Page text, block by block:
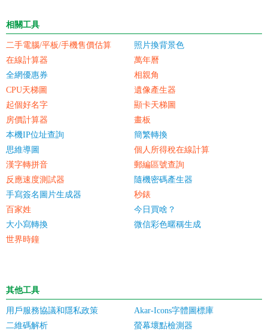
相關工具
二手電腦/平板/手機售價估算
照片換背景色
在線計算器
萬年曆
全網優惠券
相親角
CPU天梯圖
遺像產生器
起個好名字
顯卡天梯圖
房價計算器
畫板
本機IP位址查詢
簡繁轉換
思維導圖
個人所得稅在線計算
漢字轉拼音
郵編區號查詢
反應速度測試器
隨機密碼產生器
手寫簽名圖片生成器
秒錶
百家姓
今日買啥？
大小寫轉換
微信彩色暱稱生成
世界時鐘
其他工具
用戶服務協議和隱私政策
Akar-Icons字體圖標庫
二維碼解析
螢幕壞點檢測器